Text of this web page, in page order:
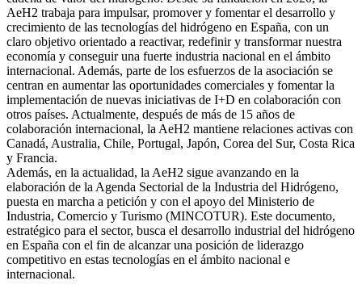
AeH2 trabaja para impulsar, promover y fomentar el desarrollo y
crecimiento de las tecnologías del hidrógeno en España, con un
claro objetivo orientado a reactivar, redefinir y transformar nuestra
economía y conseguir una fuerte industria nacional en el ámbito
internacional. Además, parte de los esfuerzos de la asociación se
centran en aumentar las oportunidades comerciales y fomentar la
implementación de nuevas iniciativas de I+D en colaboración con
otros países. Actualmente, después de más de 15 años de
colaboración internacional, la AeH2 mantiene relaciones activas con
Canadá, Australia, Chile, Portugal, Japón, Corea del Sur, Costa Rica
y Francia.
Además, en la actualidad, la AeH2 sigue avanzando en la
elaboración de la Agenda Sectorial de la Industria del Hidrógeno,
puesta en marcha a petición y con el apoyo del Ministerio de
Industria, Comercio y Turismo (MINCOTUR). Este documento,
estratégico para el sector, busca el desarrollo industrial del hidrógeno
en España con el fin de alcanzar una posición de liderazgo
competitivo en estas tecnologías en el ámbito nacional e
internacional.